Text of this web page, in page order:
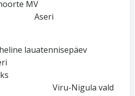
MV
Aseri
lauatennisepäev
vald